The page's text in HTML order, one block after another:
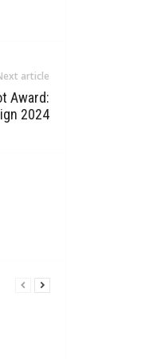
article
Award:
2024